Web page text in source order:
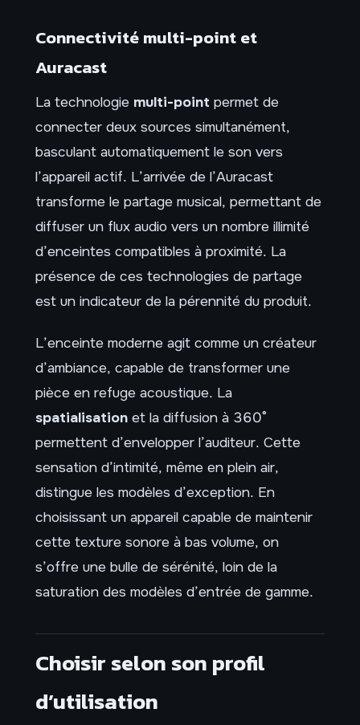
Connectivité multi-point et
Auracast
La technologie multi-point permet de
connecter deux sources simultanément,
basculant automatiquement le son vers
l’appareil actif. L’arrivée de l’Auracast
transforme le partage musical, permettant de
diffuser un flux audio vers un nombre illimité
d’enceintes compatibles à proximité. La
présence de ces technologies de partage
est un indicateur de la pérennité du produit.
L’enceinte moderne agit comme un créateur
d’ambiance, capable de transformer une
pièce en refuge acoustique. La
spatialisation et la diffusion à 360°
permettent d’envelopper l’auditeur. Cette
sensation d’intimité, même en plein air,
distingue les modèles d’exception. En
choisissant un appareil capable de maintenir
cette texture sonore à bas volume, on
s’offre une bulle de sérénité, loin de la
saturation des modèles d’entrée de gamme.
Choisir selon son profil
d’utilisation